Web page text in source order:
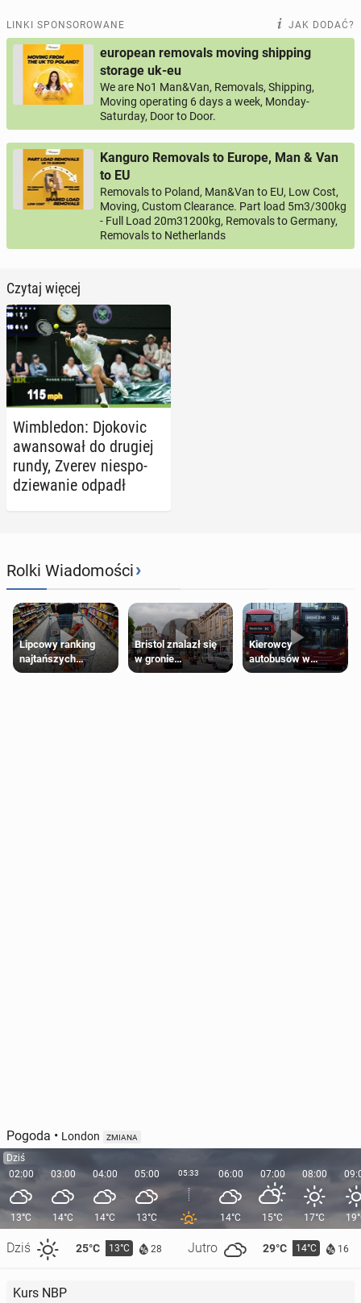
LINKI SPONSOROWANE JAK DODAĆ?
european removals moving shipping
storage uk-eu
We are No1 Man&Van, Removals, Shipping,
Moving operating 6 days a week, Monday-
Saturday, Door to Door.
Kanguro Removals to Europe, Man & Van
to EU
Removals to Poland, Man&Van to EU, Low Cost,
Moving, Custom Clearance. Part load 5m3/300kg
- Full Load 20m31200kg, Removals to Germany,
Removals to Netherlands
Czytaj więcej
Wim­ble­don: Djo­ko­vic
awan­so­wał do drugiej
rundy, Zverev nie­spo­
dzie­wa­nie odpadł
Rolki Wiadomości›
Lipcowy ranking
najtańszych
supermarketów
Bristol znalazł się
w gronie
najlepszych
Kierowcy
autobusów w
Londynie
Pogoda • London ZMIANA
Dziś
02:00
13°C
Dziś 25°C 13°C 28 Jutro 29°C 14°C 16
03:00
14°C
04:00
14°C
05:00
13°C
05:33 06:00
14°C
07:00
15°C
08:00
17°C
Kurs NBP